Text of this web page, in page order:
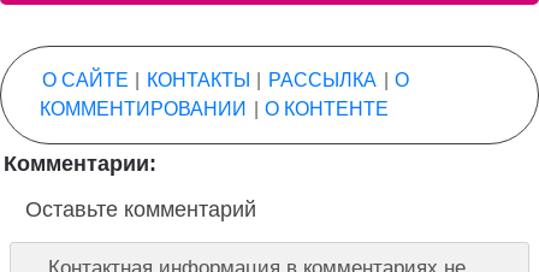
О САЙТЕ КОНТАКТЫ РАССЫЛКА
О
КОММЕНТИРОВАНИИ
О КОНТЕНТЕ
Комментарии:
Оставьте комментарий